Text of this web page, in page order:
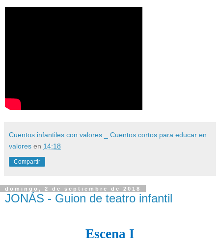
Cuentos infantiles con valores _ Cuentos cortos para educar en
valores en 14:18
Compartir
domingo, 2 de septiembre de 2018
JONÁS - Guion de teatro infantil
Escena I